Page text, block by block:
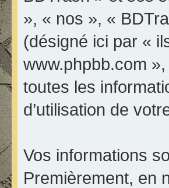
», « nos », «
(désigné ici par «
www.phpbb.com
toutes les
d’utilisation de
Vos informations
Premièrement, en